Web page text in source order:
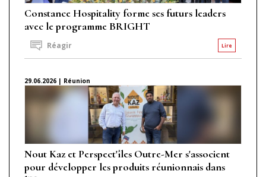
Constance Hospitality forme ses futurs leaders
avec le programme BRIGHT
Lire
Réagir
29.06.2026 | Réunion
Nout Kaz et Perspect'îles Outre-Mer s'associent
pour développer les produits réunionnais dans